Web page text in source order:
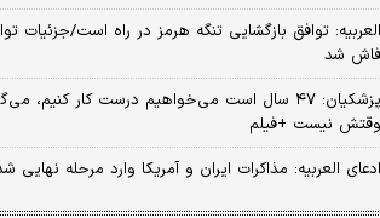
فاش شد
پزشکیان: ۴۷ سال است می‌خواهیم درست کار کنیم،
وقتش نیست +فیلم
ادعای العربیه: مذاکرات ایران و آمریکا وارد مرحله